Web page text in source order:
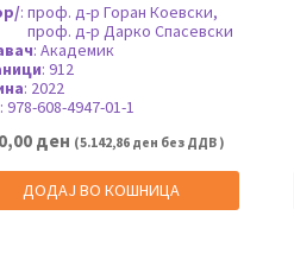
: проф. д-р Горан Коевски,
проф. д-р Дарко Спасевски
: Академик
: 912
: 2022
: 978-608-4947-01-1
ден (5.142,86 ден без ДДВ )
ДОДАЈ ВО КОШНИЦА